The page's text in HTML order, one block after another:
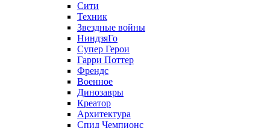
Сити
Техник
Звездные войны
НиндзяГо
Супер Герои
Гарри Поттер
Френдс
Военное
Динозавры
Креатор
Архитектура
Спид Чемпионс